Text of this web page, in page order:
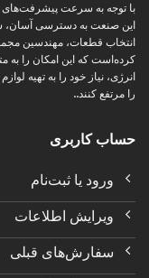
با توجه به سرعت پیشرفت‌های
این صنعت به دسترسی آسان،
انتخاب قطعات، مهندسین
کرده‌است که این امکان را به
انرژی، نیاز خود را به تهیه
را مرتفع کنند..
حساب کاربری
ورود یا ثبت‌نام
ویرایش اطلاعات
سفارش‌های قبلی